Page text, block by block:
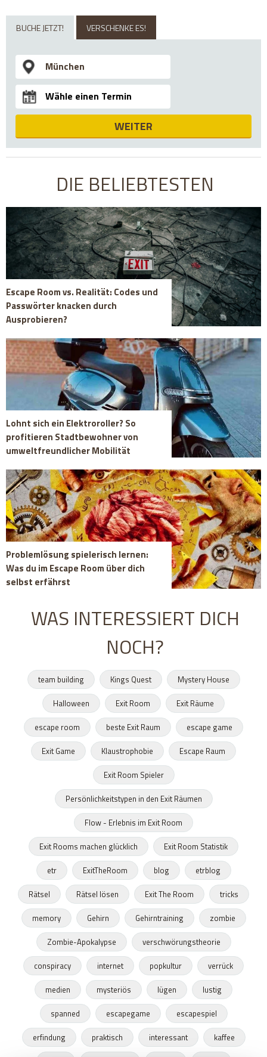
BUCHE JETZT! VERSCHENKE ES!
WEITER
DIE BELIEBTESTEN
Escape Room vs. Realität: Codes und
Passwörter knacken durch
Ausprobieren?
Lohnt sich ein Elektroroller? So
profitieren Stadtbewohner von
umweltfreundlicher Mobilität
Problemlösung spielerisch lernen:
Was du im Escape Room über dich
selbst erfährst
WAS INTERESSIERT DICH
NOCH?
team building Kings Quest
Mystery House
Halloween
Exit Room
Exit Räume
escape room
beste Exit Raum
escape game
Exit Game
Klaustrophobie
Escape Raum
Exit Room Spieler
Persönlichkeitstypen in den Exit Räumen
Flow - Erlebnis im Exit Room
Exit Rooms machen glücklich
Exit Room Statistik
etr
ExitTheRoom blog
etrblog
Rätsel
Rätsel lösen Exit The Room
tricks
memory
Gehirn Gehirntraining
zombie
Zombie-Apokalypse
verschwörungstheorie
conspiracy
internet popkultur
verrück
medien
mysteriös lügen
lustig
spanned
escapegame
escapespiel
erfindung
praktisch interessant
kaffee